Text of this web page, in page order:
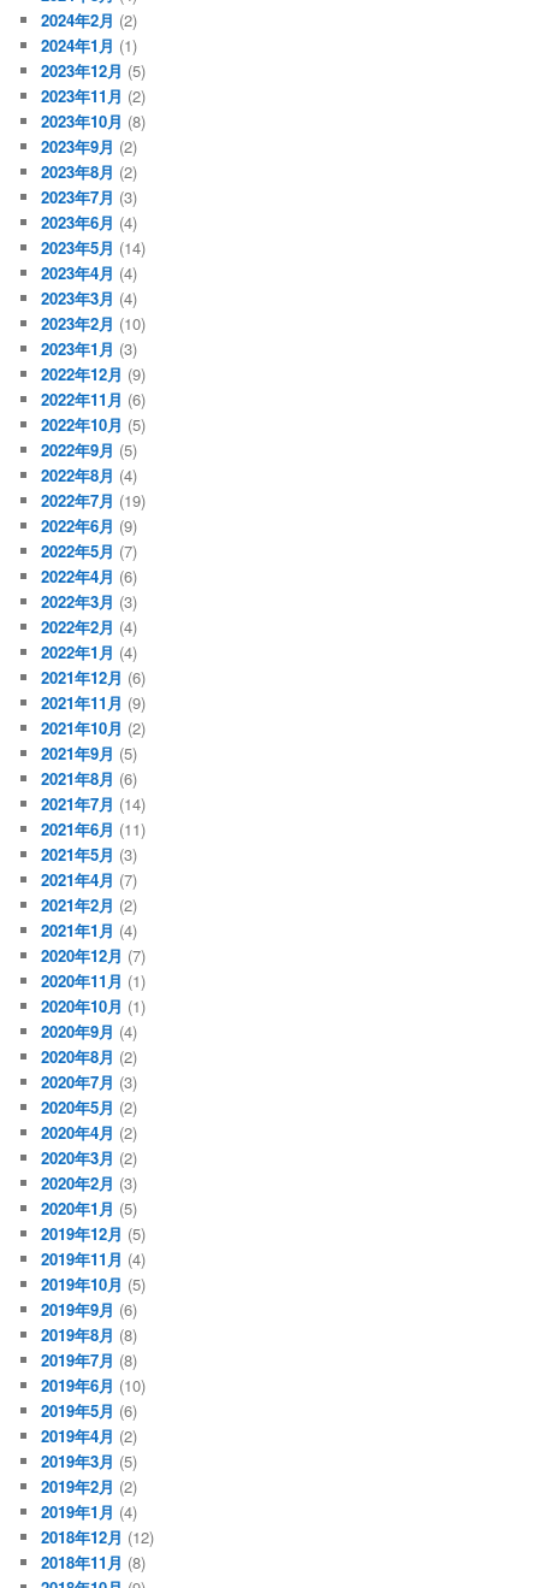
2024年2月 (2)
2024年1月 (1)
2023年12月 (5)
2023年11月 (2)
2023年10月 (8)
2023年9月 (2)
2023年8月 (2)
2023年7月 (3)
2023年6月 (4)
2023年5月 (14)
2023年4月 (4)
2023年3月 (4)
2023年2月 (10)
2023年1月 (3)
2022年12月 (9)
2022年11月 (6)
2022年10月 (5)
2022年9月 (5)
2022年8月 (4)
2022年7月 (19)
2022年6月 (9)
2022年5月 (7)
2022年4月 (6)
2022年3月 (3)
2022年2月 (4)
2022年1月 (4)
2021年12月 (6)
2021年11月 (9)
2021年10月 (2)
2021年9月 (5)
2021年8月 (6)
2021年7月 (14)
2021年6月 (11)
2021年5月 (3)
2021年4月 (7)
2021年2月 (2)
2021年1月 (4)
2020年12月 (7)
2020年11月 (1)
2020年10月 (1)
2020年9月 (4)
2020年8月 (2)
2020年7月 (3)
2020年5月 (2)
2020年4月 (2)
2020年3月 (2)
2020年2月 (3)
2020年1月 (5)
2019年12月 (5)
2019年11月 (4)
2019年10月 (5)
2019年9月 (6)
2019年8月 (8)
2019年7月 (8)
2019年6月 (10)
2019年5月 (6)
2019年4月 (2)
2019年3月 (5)
2019年2月 (2)
2019年1月 (4)
2018年12月 (12)
2018年11月 (8)